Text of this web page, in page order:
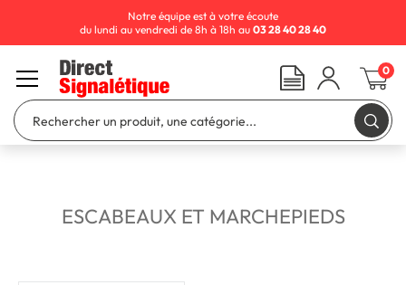
ESCABEAUX ET MARCHEPIEDS
Notre équipe est à votre écoute
du lundi au vendredi de 8h à 18h au 03 28 40 28 40
0